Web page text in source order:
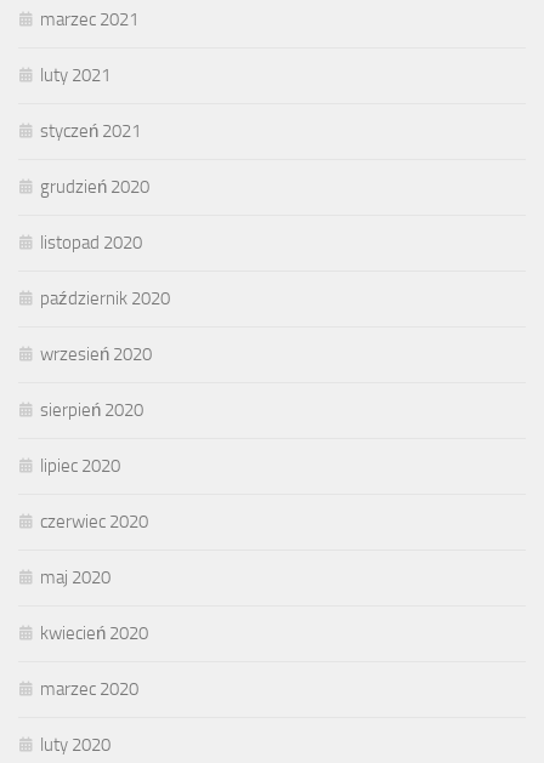
marzec 2021
luty 2021
styczeń 2021
grudzień 2020
listopad 2020
październik 2020
wrzesień 2020
sierpień 2020
lipiec 2020
czerwiec 2020
maj 2020
kwiecień 2020
marzec 2020
luty 2020